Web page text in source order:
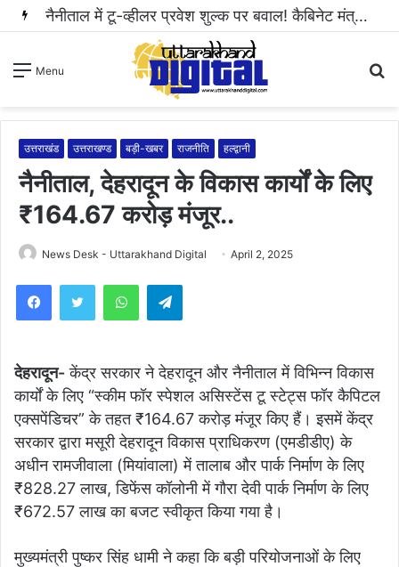
नैनीताल में टू-व्हीलर प्रवेश शुल्क पर बवाल! कैबिनेट मंत्री राम सिंह कैड़ा ने रुकवाई वसूली..
Menu
उत्तराखंड उत्तराखण्ड बड़ी-खबर राजनीति हल्द्वानी
नैनीताल, देहरादून के विकास कार्यों के लिए
₹164.67 करोड़ मंजूर..
News Desk - Uttarakhand Digital April 2, 2025
WhatsAppTelegram
देहरादून-केंद्र सरकार ने देहरादून और नैनीताल में विभिन्न विकास
कार्यों के लिए “स्कीम फॉर स्पेशल असिस्टेंस टू स्टेट्स फॉर कैपिटल
एक्सपेंडिचर” के तहत ₹164.67 करोड़ मंजूर किए हैं। इसमें केंद्र
सरकार द्वारा मसूरी देहरादून विकास प्राधिकरण (एमडीडीए) के
अधीन रामजीवाला (मियांवाला) में तालाब और पार्क निर्माण के लिए
₹828.27 लाख, डिफेंस कॉलोनी में गौरा देवी पार्क निर्माण के लिए
₹672.57 लाख का बजट स्वीकृत किया गया है।
मुख्यमंत्री पुष्कर सिंह धामी ने कहा कि बड़ी परियोजनाओं के लिए